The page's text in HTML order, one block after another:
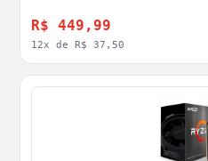
R$ 449,99
12x de R$ 37,50